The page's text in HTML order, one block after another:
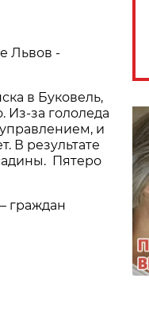
Львов -
в Буковель,
Из-за гололеда
и
В результате
Пятеро
граждан